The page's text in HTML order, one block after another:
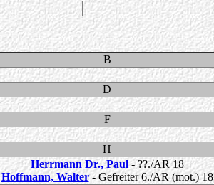
B
D
F
H
Herrmann Dr., Paul- ??./AR 18
Hoffmann, Walter- Gefreiter 6./AR (mot.) 18